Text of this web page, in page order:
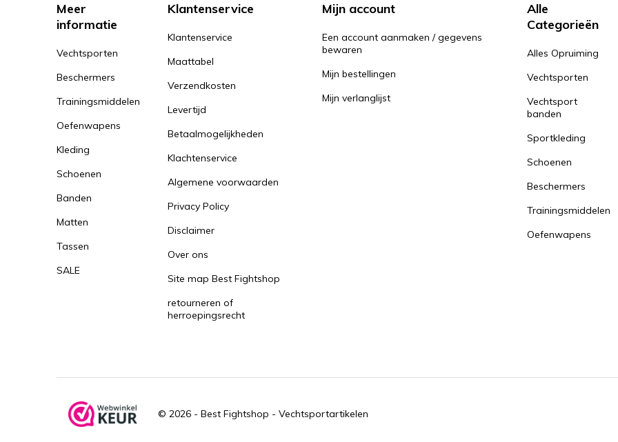
Meer
informatie
Vechtsporten
Beschermers
Trainingsmiddelen
Oefenwapens
Kleding
Schoenen
Banden
Matten
Tassen
SALE
Klantenservice
Klantenservice
Maattabel
Verzendkosten
Levertijd
Betaalmogelijkheden
Klachtenservice
Algemene voorwaarden
Privacy Policy
Disclaimer
Over ons
Site map Best Fightshop
retourneren of
herroepingsrecht
Mijn account
Een account aanmaken / gegevens
bewaren
Mijn bestellingen
Mijn verlanglijst
Alle
Categorieën
Alles Opruiming
Vechtsporten
Vechtsport
banden
Sportkleding
Schoenen
Beschermers
Trainingsmiddelen
Oefenwapens
© 2026 - Best Fightshop - Vechtsportartikelen